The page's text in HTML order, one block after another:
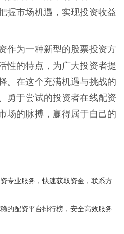
握市场机遇，实现投资收益
作为一种新型的股票投资方
性的特点，为广大投资者提
。在这个充满机遇与挑战的
勇于尝试的投资者在线配资
场的脉搏，赢得属于自己的
专业服务，快速获取资金，联系方
的配资平台排行榜，安全高效服务